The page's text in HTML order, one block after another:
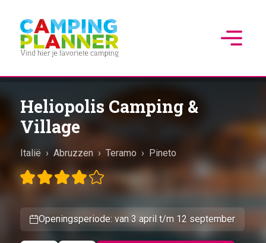
Heliopolis Camping &
Village
Italië › Abruzzen › Teramo › Pineto
Openingsperiode: van 3 april t/m 12 september